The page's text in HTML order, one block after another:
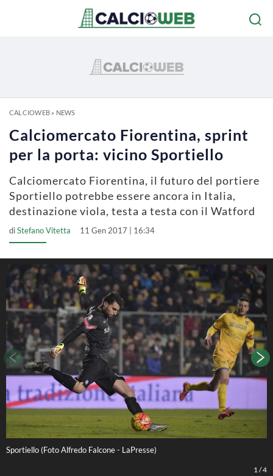
CALCIOWEB» NEWS
Calciomercato Fiorentina, sprint
per la porta: vicino Sportiello
Calciomercato Fiorentina, il futuro del portiere
Sportiello potrebbe essere ancora in Italia,
destinazione viola, testa a testa con il Watford
diStefano Vitetta 11 Gen 2017 | 16:34
Sportiello (Foto Alfredo Falcone - LaPresse)
1 /4